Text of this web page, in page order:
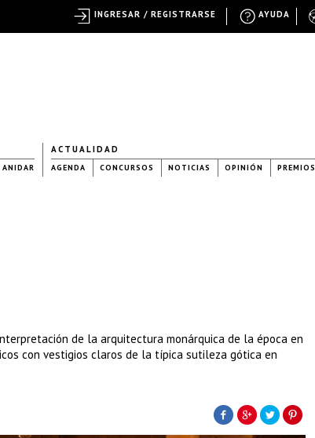
ANIDAR
ACTUALIDAD
AGENDA CONCURSOS NOTICIAS OPINIÓN PREMIOS
de la arquitectura monárquica de la época en
con vestigios claros de la típica sutileza gótica en
AYUDA
INGRESAR / REGISTRARSE